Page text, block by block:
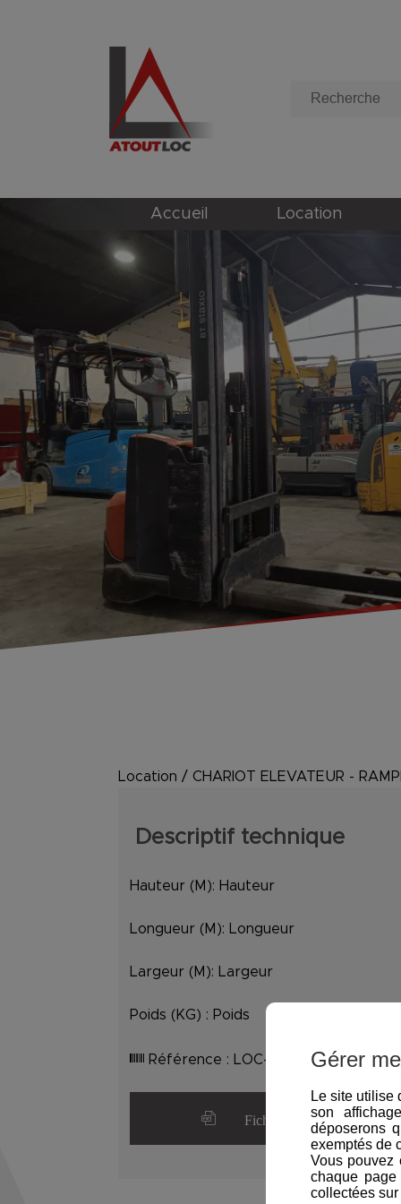
Accueil Location
Location / CHARIOT ELEVATEUR -
Descriptif technique
Hauteur (M): Hauteur
Longueur (M): Longueur
Largeur (M): Largeur
Poids (KG) : Poids
Référence : LOC-GE1200
Fiche détaillée
Gérer
Le site utilise
son
déposerons
exemptés de
Vous pouvez
chaque
collectées